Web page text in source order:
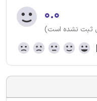
۰.۰
ثبت نشده است)